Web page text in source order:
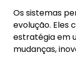
Os sistemas
evolução. Eles
estratégia em
mudanças,